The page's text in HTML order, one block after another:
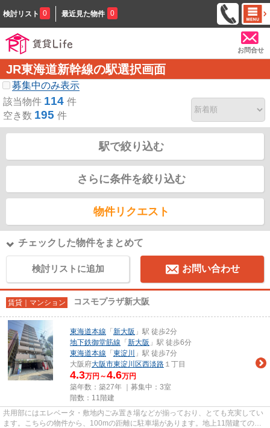
検討リスト 0 最近見た物件 0
お問合せ
JR東海道新幹線の駅選択画面
募集中のみ表示
該当物件 114 件
空き数 195 件
駅で絞り込む
さらに条件を絞り込む
物件リクエスト
チェックした物件をまとめて
検討リストに追加 お問い合わせ
賃貸｜マンション コスモプラザ新大阪
東海道本線 「 新大阪 」駅 徒歩2分
地下鉄御堂筋線 「 新大阪 」駅 徒歩6分
東海道本線 「 東淀川
」駅 徒歩7分
大阪府大阪市東淀川区西淡路 １丁目
4.3万円～4.6万円
築年数：築27年 ｜募集中： 3室
階数：11階建
共用部にはエレベータ・敷地内ごみ置き場などが揃っており、とても充実してい
ます。こちらの物件から、100mの距離に駐車場があります。地上11階建てのこ